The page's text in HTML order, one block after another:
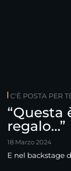
C'È POSTA PER
“Questa
regalo…”
18 Marzo 2024
E nel backstage